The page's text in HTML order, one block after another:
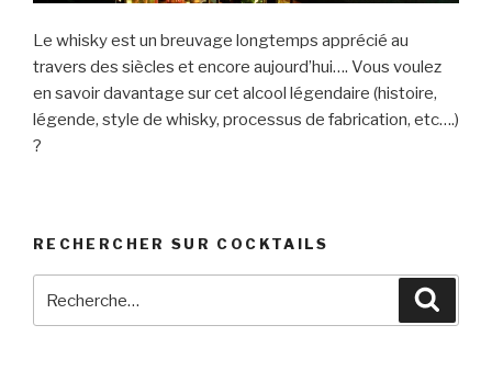
Le whisky est un breuvage longtemps apprécié au
travers des siècles et encore aujourd’hui…. Vous voulez
en savoir davantage sur cet alcool légendaire (histoire,
légende, style de whisky, processus de fabrication, etc….)
?
RECHERCHER SUR COCKTAILS